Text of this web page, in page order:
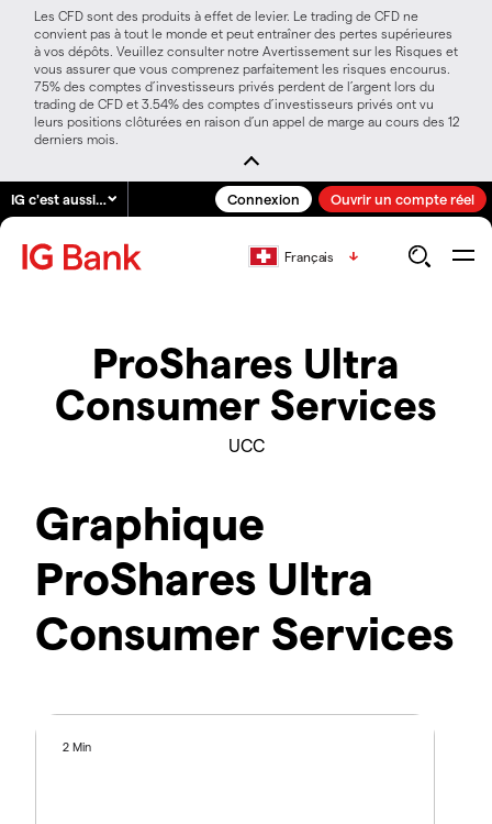
Les CFD sont des produits à effet de levier. Le trading de CFD ne
convient pas à tout le monde et peut entraîner des pertes supérieures
à vos dépôts. Veuillez consulter notre Avertissement sur les Risques et
vous assurer que vous comprenez parfaitement les risques encourus.
75% des comptes d’investisseurs privés perdent de l’argent lors du
trading de CFD et 3.54% des comptes d’investisseurs privés ont vu
leurs positions clôturées en raison d’un appel de marge au cours des 12
derniers mois.
IG c'est aussi… Connexion Ouvrir un compte réel
Français
ProShares Ultra
Consumer Services
UCC
Graphique
ProShares Ultra
Consumer Services
2 Min